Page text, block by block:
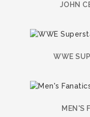
JOHN
WWE
MEN'S